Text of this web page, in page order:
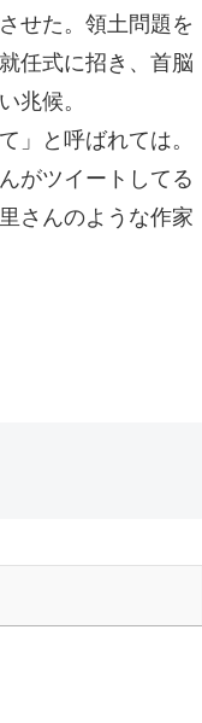
せた。領土問題を
任式に招き、首脳
兆候。
」と呼ばれては。
がツイートしてる
さんのような作家